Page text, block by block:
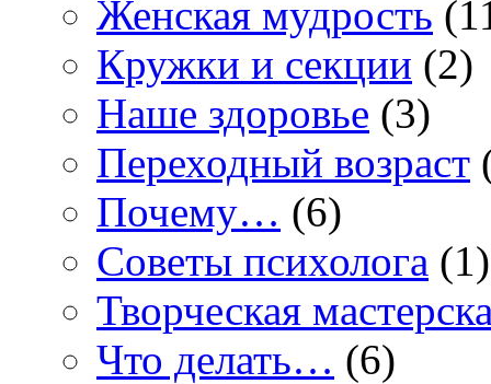
Женская мудрость
Кружки и секции (2)
Наше здоровье (3)
Переходный возраст
Почему… (6)
Советы психолога (1)
Творческая
Что делать… (6)